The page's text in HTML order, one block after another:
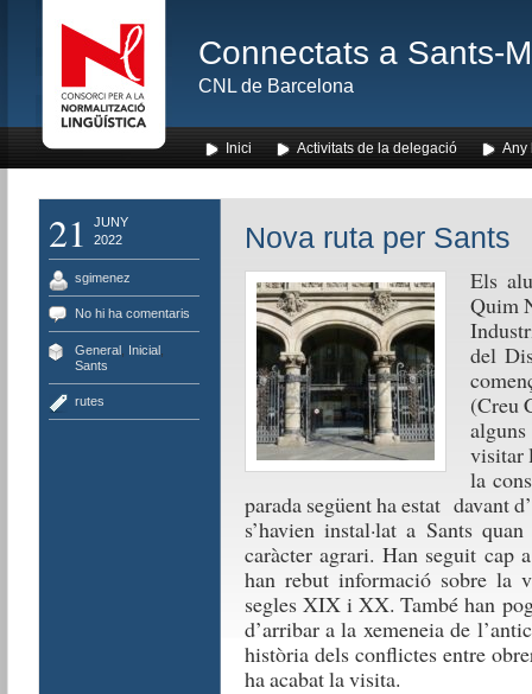
Connectats a Sants-
CNL de Barcelona
Inici Activitats de la delegació Any
21
JUNY
2022
sgimenez
No hi ha comentaris
General, Inicial,
Sants
rutes
Nova ruta per Sants
Els
Quim
del
(Creu
visitar
la
parada següent ha estat davant
s’havien instal·lat a Sants
caràcter agrari. Han seguit cap
han rebut informació sobre la
segles XIX i XX. També han
d’arribar a la xemeneia de
història dels conflictes entre
ha acabat la visita.